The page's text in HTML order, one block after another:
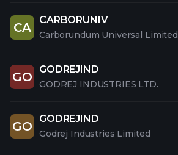
CA
CARBORUNIV
Carborundum Universal Limited
GO
GODREJIND
GODREJ INDUSTRIES LTD.
GO
GODREJIND
Godrej Industries Limited